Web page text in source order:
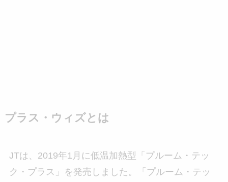
プラス・ウィズとは
JTは、2019年1月に低温加熱型「プルーム・テッ
ク・プラス」を発売しました。「プルーム・テッ